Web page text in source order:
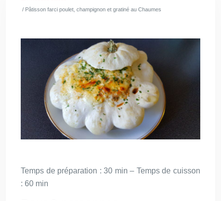
/ Pâtisson farci poulet, champignon et gratiné au Chaumes
Temps de préparation : 30 min – Temps de cuisson
: 60 min